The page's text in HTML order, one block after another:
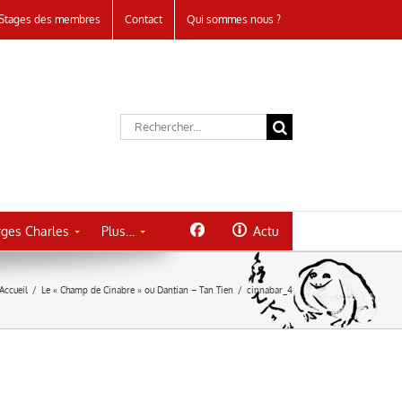
des membres Contact Qui sommes nous ?
Rechercher:
Charles Plus… Actu
Accueil / Le « Champ de Cinabre » ou Dantian – Tan Tien / cinnabar_4